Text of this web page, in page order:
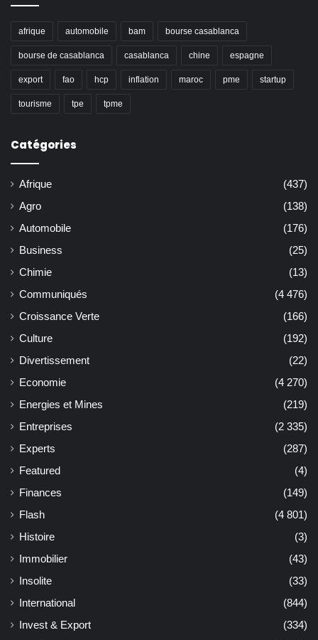
afrique automobile bam bourse casablanca
bourse de casablanca casablanca chine espagne
export fao hcp inflation maroc pme startup
tourisme tpe tpme
Catégories
Afrique
(437)
Agro
(138)
Automobile
(176)
Business
(25)
Chimie
(13)
Communiqués
(4 476)
Croissance Verte
(166)
Culture
(192)
Divertissement
(22)
Economie
(4 270)
Energies et Mines
(219)
Entreprises
(2 335)
Experts
(287)
Featured
(4)
Finances
(149)
Flash
(4 801)
Histoire
(3)
Immobilier
(43)
Insolite
(33)
International
(844)
Invest & Export
(334)